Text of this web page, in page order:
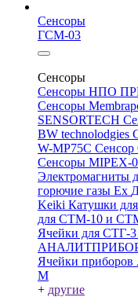
Сенсоры
ГСМ-03
Сенсоры
Сенсоры НПО
Сенсоры
SENSORTECH
BW technolodgies
W-MP75C Сенсор
Сенсоры MIPEX-
Электромагниты
горючие газы Ex
Keiki Катушки
для СТМ-10 и
Ячейки для СТГ-
Ячейки
М
+ другие